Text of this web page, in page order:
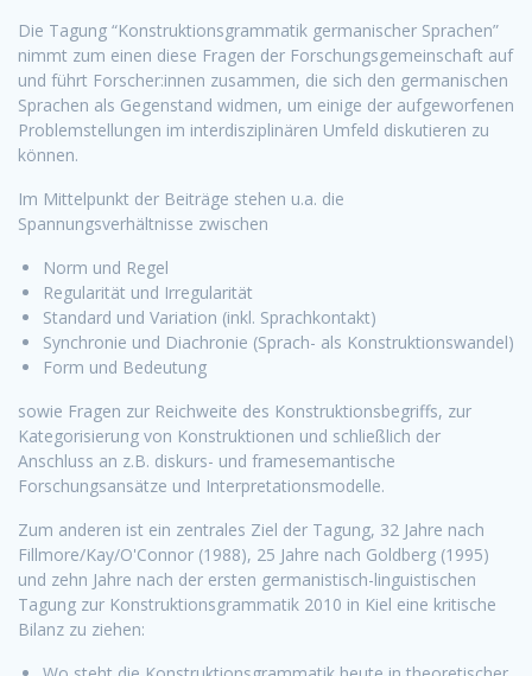
Die Tagung “Konstruktionsgrammatik germanischer Sprachen”
nimmt zum einen diese Fragen der Forschungsgemeinschaft auf
und führt Forscher:innen zusammen, die sich den germanischen
Sprachen als Gegenstand widmen, um einige der aufgeworfenen
Problemstellungen im interdisziplinären Umfeld diskutieren zu
können.
Im Mittelpunkt der Beiträge stehen u.a. die
Spannungsverhältnisse zwischen
Norm und Regel
Regularität und Irregularität
Standard und Variation (inkl. Sprachkontakt)
Synchronie und Diachronie (Sprach- als Konstruktionswandel)
Form und Bedeutung
sowie Fragen zur Reichweite des Konstruktionsbegriffs, zur
Kategorisierung von Konstruktionen und schließlich der
Anschluss an z.B. diskurs- und framesemantische
Forschungsansätze und Interpretationsmodelle.
Zum anderen ist ein zentrales Ziel der Tagung, 32 Jahre nach
Fillmore/Kay/O'Connor (1988), 25 Jahre nach Goldberg (1995)
und zehn Jahre nach der ersten germanistisch-linguistischen
Tagung zur Konstruktionsgrammatik 2010 in Kiel eine kritische
Bilanz zu ziehen: